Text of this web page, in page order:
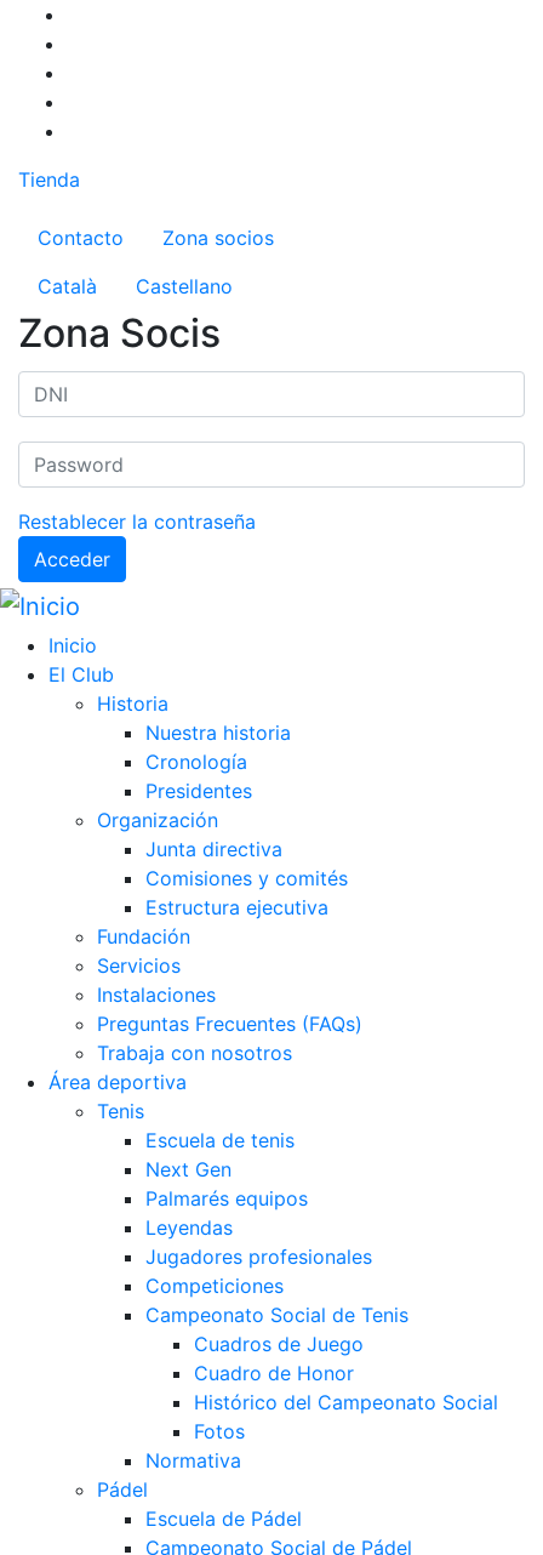
Pasar
contenido
principal
Tienda
Menú del compte d'usuari
Contacto
Zona socios
Català
Castellano
Zona Socis
Restablecer la contraseña
Acceder
Inicio
El Club
Historia
Nuestra historia
Cronología
Presidentes
Organización
Junta directiva
Comisiones y comités
Estructura ejecutiva
Fundación
Servicios
Instalaciones
Preguntas Frecuentes (FAQs)
Trabaja con nosotros
Área deportiva
Tenis
Escuela de tenis
Next Gen
Palmarés equipos
Leyendas
Jugadores profesionales
Competiciones
Campeonato Social de Tenis
Cuadros de Juego
Cuadro de Honor
Histórico del Campeonato Social
Fotos
Normativa
Pádel
Escuela de Pádel
Campeonato Social de Pádel